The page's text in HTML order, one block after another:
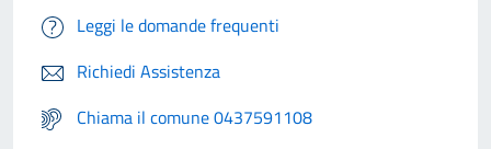
Leggi le domande frequenti
Richiedi Assistenza
Chiama il comune 0437591108